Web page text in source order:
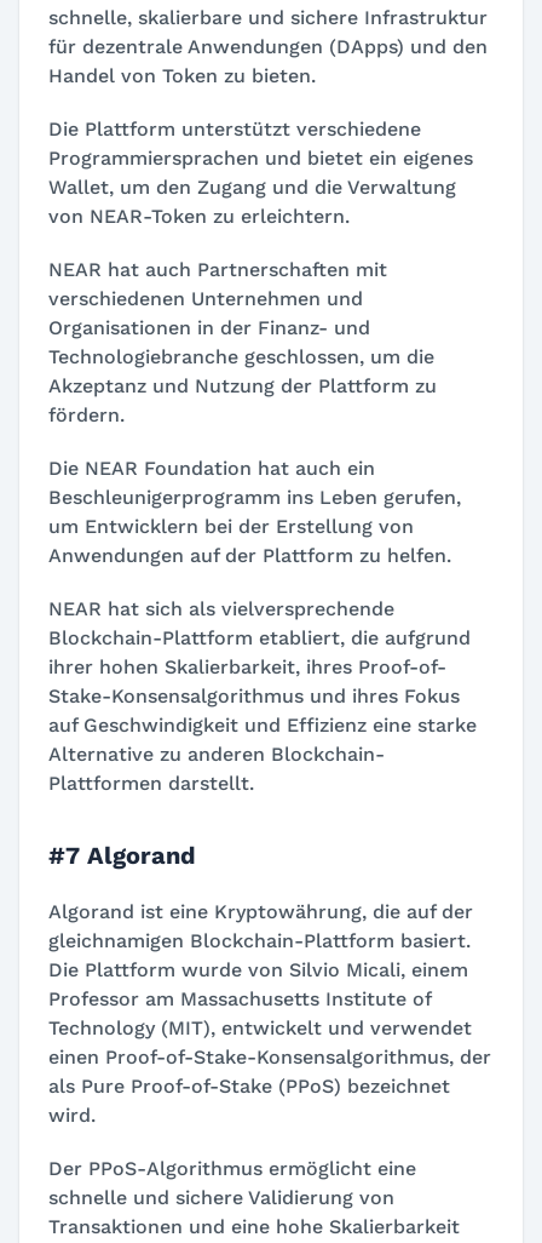
schnelle, skalierbare und sichere Infrastruktur
für dezentrale Anwendungen (DApps) und den
Handel von Token zu bieten.
Die Plattform unterstützt verschiedene
Programmiersprachen und bietet ein eigenes
Wallet, um den Zugang und die Verwaltung
von NEAR-Token zu erleichtern.
NEAR hat auch Partnerschaften mit
verschiedenen Unternehmen und
Organisationen in der Finanz- und
Technologiebranche geschlossen, um die
Akzeptanz und Nutzung der Plattform zu
fördern.
Die NEAR Foundation hat auch ein
Beschleunigerprogramm ins Leben gerufen,
um Entwicklern bei der Erstellung von
Anwendungen auf der Plattform zu helfen.
NEAR hat sich als vielversprechende
Blockchain-Plattform etabliert, die aufgrund
ihrer hohen Skalierbarkeit, ihres Proof-of-
Stake-Konsensalgorithmus und ihres Fokus
auf Geschwindigkeit und Effizienz eine starke
Alternative zu anderen Blockchain-
Plattformen darstellt.
#7 Algorand
Algorand ist eine Kryptowährung, die auf der
gleichnamigen Blockchain-Plattform basiert.
Die Plattform wurde von Silvio Micali, einem
Professor am Massachusetts Institute of
Technology (MIT), entwickelt und verwendet
einen Proof-of-Stake-Konsensalgorithmus, der
als Pure Proof-of-Stake (PPoS) bezeichnet
wird.
Der PPoS-Algorithmus ermöglicht eine
schnelle und sichere Validierung von
Transaktionen und eine hohe Skalierbarkeit